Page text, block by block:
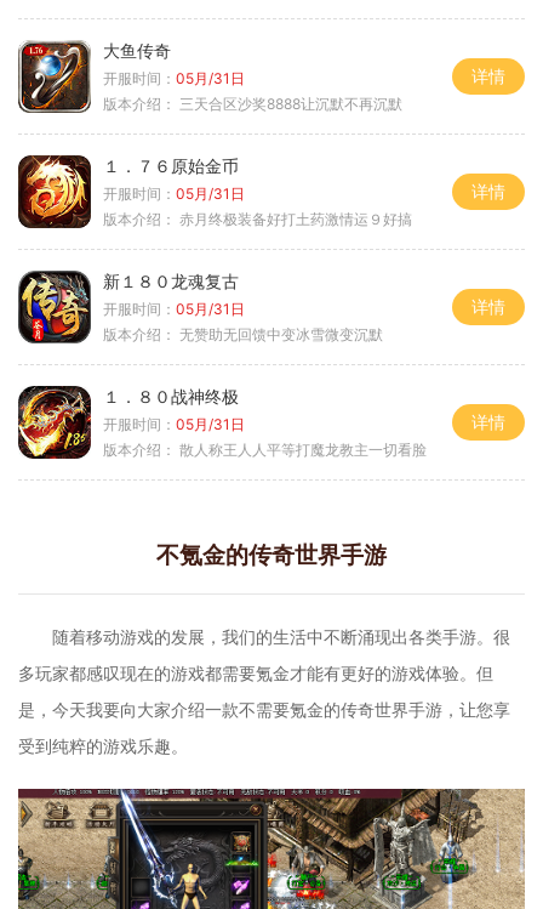
大鱼传奇
开服时间： 05月/31日
版本介绍： 三天合区沙奖8888让沉默不再沉默
详情
１．７６原始金币
开服时间： 05月/31日
版本介绍： 赤月终极装备好打土药激情运９好搞
详情
新１８０龙魂复古
开服时间： 05月/31日
版本介绍： 无赞助无回馈中变冰雪微变沉默
详情
１．８０战神终极
开服时间： 05月/31日
版本介绍： 散人称王人人平等打魔龙教主一切看脸
详情
不氪金的传奇世界手游
随着移动游戏的发展，我们的生活中不断涌现出各类手游。很
多玩家都感叹现在的游戏都需要氪金才能有更好的游戏体验。但
是，今天我要向大家介绍一款不需要氪金的传奇世界手游，让您享
受到纯粹的游戏乐趣。